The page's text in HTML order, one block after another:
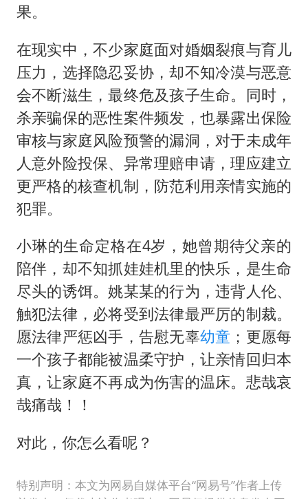
果。
在现实中，不少家庭面对婚姻裂痕与育儿
压力，选择隐忍妥协，却不知冷漠与恶意
会不断滋生，最终危及孩子生命。同时，
杀亲骗保的恶性案件频发，也暴露出保险
审核与家庭风险预警的漏洞，对于未成年
人意外险投保、异常理赔申请，理应建立
更严格的核查机制，防范利用亲情实施的
犯罪。
小琳的生命定格在4岁，她曾期待父亲的
陪伴，却不知抓娃娃机里的快乐，是生命
尽头的诱饵。姚某某的行为，违背人伦、
触犯法律，必将受到法律最严厉的制裁。
愿法律严惩凶手，告慰无辜幼童 ；更愿每
一个孩子都能被温柔守护，让亲情回归本
真，让家庭不再成为伤害的温床。悲哉哀
哉痛哉！！
对此，你怎么看呢？
特别声明：本文为网易自媒体平台“网易号”作者上传